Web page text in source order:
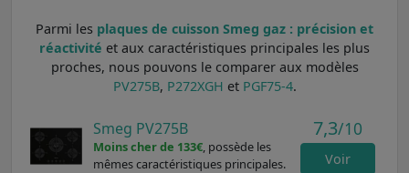
Parmi les plaques de cuisson Smeg gaz : précision et
réactivité et aux caractéristiques principales les plus
proches, nous pouvons le comparer aux modèles
PV275B, P272XGH et PGF75-4.
Smeg PV275B
Moins cher de 133€, possède les
mêmes caractéristiques principales.
7,3/10
Voir